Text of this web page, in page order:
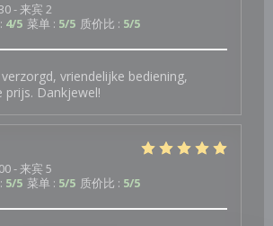
- 来宾 2
: 4/5 菜单 : 5/5 质价比 : 5/5
vriendelijke bediening,
prijs. Dankjewel!
- 来宾 5
: 5/5 菜单 : 5/5 质价比 : 5/5